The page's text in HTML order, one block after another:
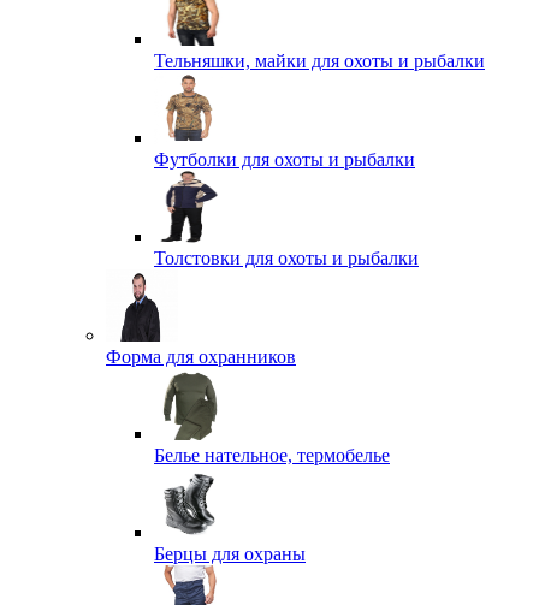
Тельняшки, майки для охоты и рыбалки
Футболки для охоты и рыбалки
Толстовки для охоты и рыбалки
Форма для охранников
Белье нательное, термобелье
Берцы для охраны